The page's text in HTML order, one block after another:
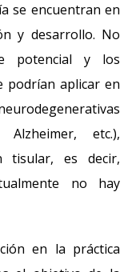
se encuentran en
y desarrollo. No
potencial y los
podrían aplicar en
Alzheimer, etc.),
tisular, es decir,
no hay
en la práctica